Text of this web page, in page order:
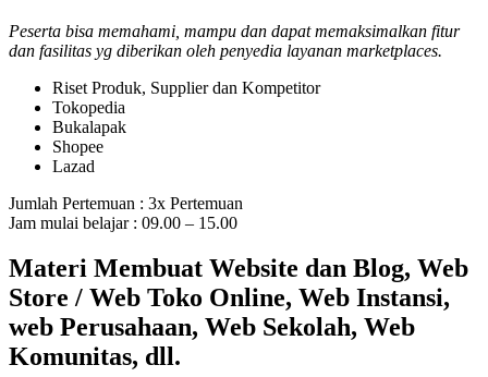
Peserta bisa memahami, mampu dan dapat memaksimalkan fitur
dan fasilitas yg diberikan oleh penyedia layanan marketplaces.
Riset Produk, Supplier dan Kompetitor
Tokopedia
Bukalapak
Shopee
Lazad
Jumlah Pertemuan : 3x Pertemuan
Jam mulai belajar : 09.00 – 15.00
Materi Membuat Website dan Blog, Web
Store / Web Toko Online, Web Instansi,
web Perusahaan, Web Sekolah, Web
Komunitas, dll.